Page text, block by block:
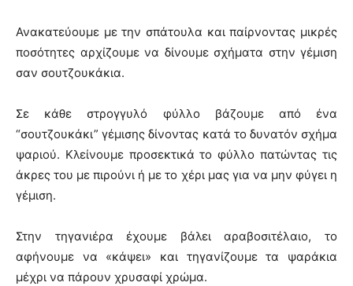
Ανακατεύουμε με την σπάτουλα και παίρνοντας μικρές
ποσότητες αρχίζουμε να δίνουμε σχήματα στην γέμιση
σαν σουτζουκάκια.
Σε κάθε στρογγυλό φύλλο βάζουμε από ένα
“σουτζουκάκι” γέμισης δίνοντας κατά το δυνατόν σχήμα
ψαριού. Κλείνουμε προσεκτικά το φύλλο πατώντας τις
άκρες του με πιρούνι ή με το χέρι μας για να μην φύγει η
γέμιση.
Στην τηγανιέρα έχουμε βάλει αραβοσιτέλαιο, το
αφήνουμε να «κάψει» και τηγανίζουμε τα ψαράκια
μέχρι να πάρουν χρυσαφί χρώμα.